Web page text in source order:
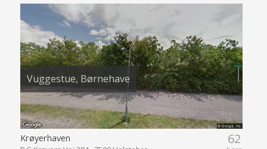
Vuggestue, Børnehave
62
Krøyerhaven